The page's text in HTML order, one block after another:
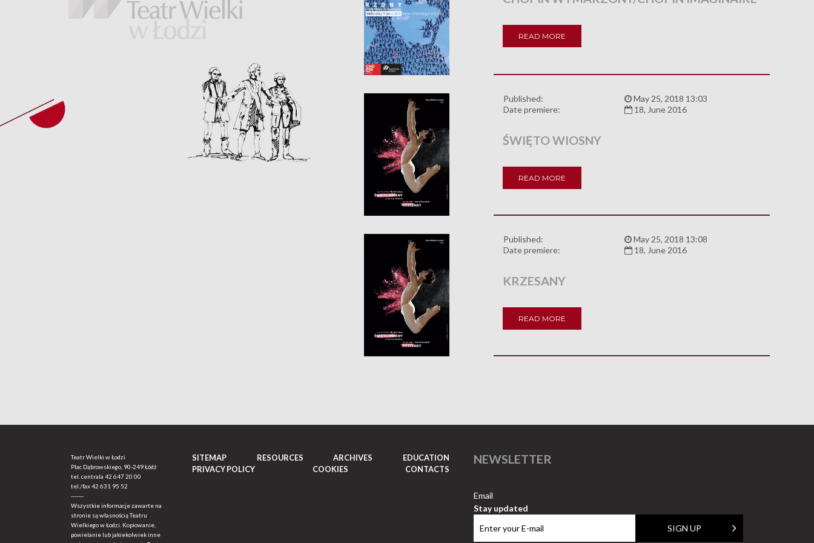
READ MORE
Published:
May 25, 2018 13:03
Date premiere:
18, June 2016
ŚWIĘTO WIOSNY
READ MORE
Published:
May 25, 2018 13:08
Date premiere:
18, June 2016
KRZESANY
READ MORE
Teatr Wielki w Łodzi
Plac Dąbrowskiego, 90-249 Łódź
tel. centrala 42 647 20 00
tel./fax42 631 95 52
-------
Wszystkie informacje zawarte na
stronie są własnością Teatru
Wielkiego w Łodzi. Kopiowanie,
powielanie lub jakiekolwiek inne
SITEMAP RESOURCES ARCHIVES
EDUCATION
PRIVACY POLICY
COOKIES CONTACTS
NEWSLETTER
Email
Stay updated